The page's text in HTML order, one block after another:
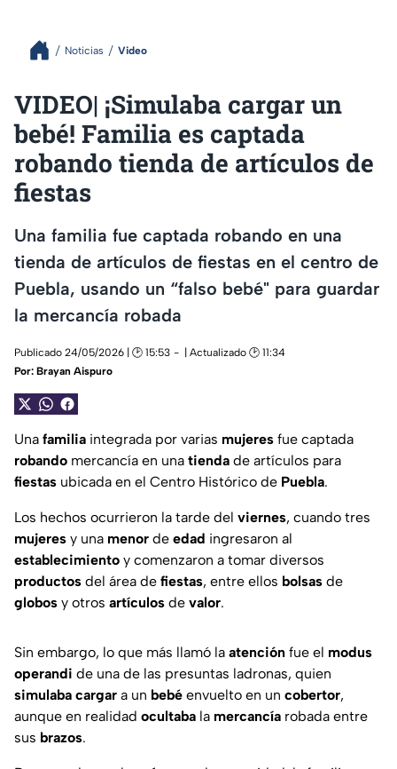
Noticias Video
VIDEO| ¡Simulaba cargar un
bebé! Familia es captada
robando tienda de artículos de
fiestas
Una familia fue captada robando en una
tienda de artículos de fiestas en el centro de
Puebla, usando un “falso bebé" para guardar
la mercancía robada
Publicado 24/05/2026 | 🕑 15:53
| Actualizado 🕑 11:34
Por: Brayan Aispuro
Una familia integrada por varias mujeres fue captada
robando mercancía en una tienda de artículos para
fiestas ubicada en el Centro Histórico de Puebla.
Los hechos ocurrieron la tarde del viernes, cuando tres
mujeres y una menor de edad ingresaron al
establecimiento y comenzaron a tomar diversos
productos del área de fiestas, entre ellos bolsas de
globos y otros artículos de valor.
Sin embargo, lo que más llamó la atención fue el modus
operandi de una de las presuntas ladronas, quien
simulaba cargar a un bebé envuelto en un cobertor,
aunque en realidad ocultaba la mercancía robada entre
sus brazos.